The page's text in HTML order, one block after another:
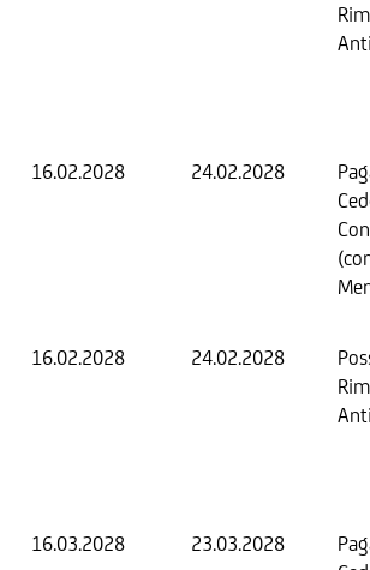
16.02.2028 24.02.2028
16.02.2028 24.02.2028
16.03.2028 23.03.2028